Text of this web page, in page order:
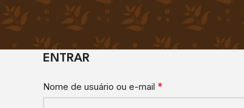
ENTRAR
Nome de usuário ou e-mail *